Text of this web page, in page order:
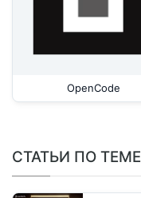
OpenCode
СТАТЬИ ПО ТЕМЕ